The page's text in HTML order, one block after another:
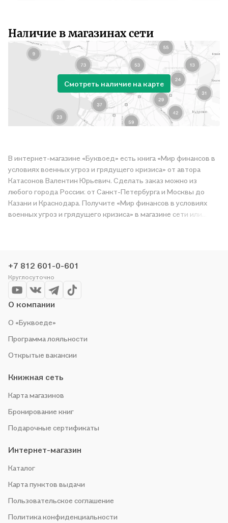
Наличие в магазинах сети
Смотреть наличие на карте
В интернет-магазине «Буквоед» есть книга «Мир финансов в
условиях военных угроз и грядущего кризиса» от автора
Катасонов Валентин Юрьевич. Сделать заказ можно из
любого города России: от Санкт-Петербурга и Москвы до
Казани и Краснодара. Получите «Мир финансов в условиях
военных угроз и грядущего кризиса» в магазине сети или
выгоду!
+7 812 601-0-601
Круглосуточно
О компании
О «Буквоеде»
Программа лояльности
Открытые вакансии
Книжная сеть
Карта магазинов
Бронирование книг
Подарочные сертификаты
Интернет-магазин
Каталог
Карта пунктов выдачи
Пользовательское соглашение
Политика конфиденциальности